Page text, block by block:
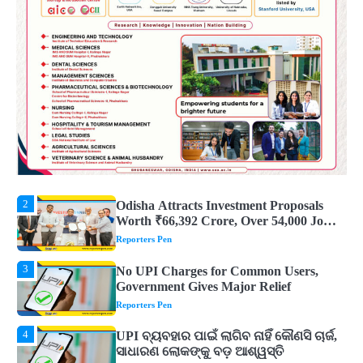
Solar Eclipse 2026 Rules : ସୂର୍ଯ୍ୟପରାଗରେ
ଦେବଦେବୀଙ୍କ ମୂର୍ତ୍ତି ଛୁଇଁବା ମନା କାହିଁକି?
ଜାଣନ୍ତୁ ଏହା ପଛରେ ଥିବା ଧାର୍ମିକ ମାନ୍ୟତା
Reporters Pen
Dreaming of Gold, Peacock or Temple?
Know What These 5 Auspicious Dreams
Are Believed to Mean
Odisha Attracts Investment Proposals
Worth ₹66,392 Crore, Over 54,000 Jobs
Expected
Reporters Pen
3
No UPI Charges for Common Users,
Government Gives Major Relief
Reporters Pen
4
UPI ବ୍ୟବହାର ପାଇଁ ଲାଗିବ ନାହିଁ କୌଣସି ଚାର୍ଜ,
ସାଧାରଣ ଲୋକଙ୍କୁ ବଡ଼ ଆଶ୍ୱସ୍ତି
Reporters Pen
5
Solar Eclipse 2026 Rules : ସୂର୍ଯ୍ୟପରାଗରେ
ଦେବଦେବୀଙ୍କ ମୂର୍ତ୍ତି ଛୁଇଁବା ମନା କାହିଁକି?